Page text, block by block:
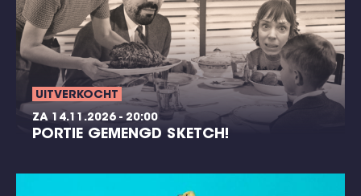
UITVERKOCHT
ZA 14.11.2026 - 20:00
PORTIE GEMENGD SKETCH!